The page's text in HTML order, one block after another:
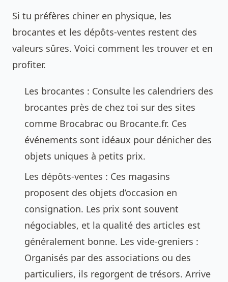
Si tu préfères chiner en physique, les
brocantes et les dépôts-ventes restent des
valeurs sûres. Voici comment les trouver et en
profiter.
Les brocantes : Consulte les calendriers des
brocantes près de chez toi sur des sites
comme Brocabrac ou Brocante.fr. Ces
événements sont idéaux pour dénicher des
objets uniques à petits prix.
Les dépôts-ventes : Ces magasins
proposent des objets d’occasion en
consignation. Les prix sont souvent
négociables, et la qualité des articles est
généralement bonne. Les vide-greniers :
Organisés par des associations ou des
particuliers, ils regorgent de trésors. Arrive